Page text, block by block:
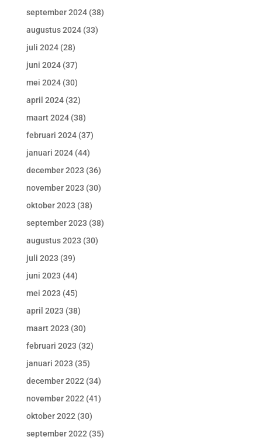
september 2024(38)
augustus 2024(33)
juli 2024(28)
juni 2024(37)
mei 2024(30)
april 2024(32)
maart 2024(38)
februari 2024(37)
januari 2024(44)
december 2023 (36)
november 2023 (30)
oktober 2023 (38)
september 2023 (38)
augustus 2023 (30)
juli 2023 (39)
juni 2023 (44)
mei 2023 (45)
april 2023 (38)
maart 2023 (30)
februari 2023 (32)
januari 2023 (35)
december 2022 (34)
november 2022 (41)
oktober 2022 (30)
september 2022 (35)